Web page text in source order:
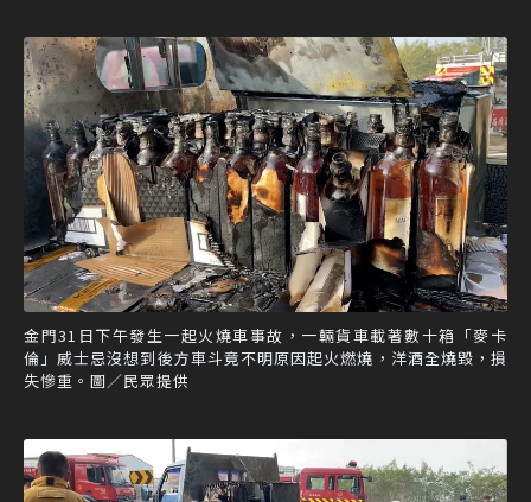
金門31日下午發生一起火燒車事故，一輛貨車載著數十箱「麥卡
倫」威士忌沒想到後方車斗竟不明原因起火燃燒，洋酒全燒毀，損
失慘重。圖／民眾提供